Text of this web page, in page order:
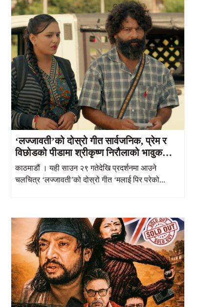
‘लज्जावती’को दोस्रो गीत सार्वजनिक, प्रेम र
विछोडको पीडामा श्रीकृष्ण निरौलाको भावुक
अभिनय
काठमाडौं । यही साउन २९ गतेदेखि प्रदर्शनमा आउने
चलचित्र ‘लज्जावती’को दोस्रो गीत ‘मलाई पिर परेको...